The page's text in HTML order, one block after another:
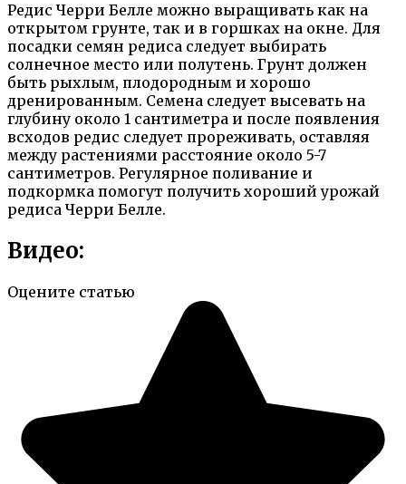
Редис Черри Белле можно выращивать как на
открытом грунте, так и в горшках на окне. Для
посадки семян редиса следует выбирать
солнечное место или полутень. Грунт должен
быть рыхлым, плодородным и хорошо
дренированным. Семена следует высевать на
глубину около 1 сантиметра и после появления
всходов редис следует прореживать, оставляя
между растениями расстояние около 5-7
сантиметров. Регулярное поливание и
подкормка помогут получить хороший урожай
редиса Черри Белле.
Видео:
Оцените статью